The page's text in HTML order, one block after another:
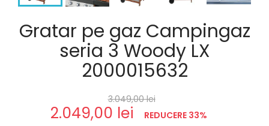
Gratar pe gaz Campingaz
seria 3 Woody LX
2000015632
3.049,00 lei
2.049,00 lei REDUCERE 33%